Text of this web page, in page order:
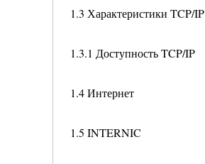
1.3 Характеристики TCP/IP
1.3.1 Доступность TCP/IP
1.4 Интернет
1.5 INTERNIC